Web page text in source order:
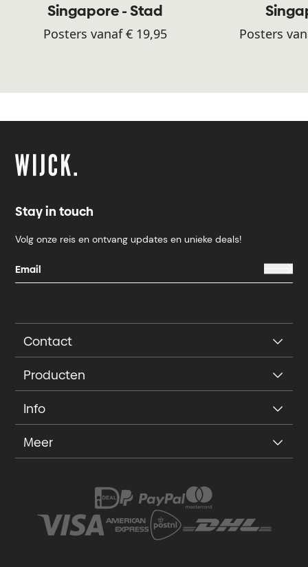
Singapore - Stad
Posters vanaf € 19,95 Posters
Stay in touch
Volg onze reis en ontvang updates en unieke deals!
Contact
Producten
Info
Meer